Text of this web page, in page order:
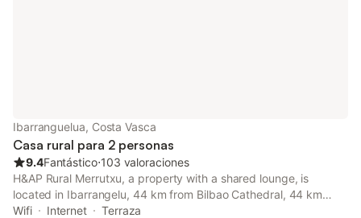
Ibarranguelua, Costa Vasca
Casa rural para 2 personas
9.4Fantástico⋅103 valoraciones
H&AP Rural Merrutxu, a property with a shared lounge, is
located in Ibarrangelu, 44 km from Bilbao Cathedral, 44 km
from Abando Train Station, as well as 45 km from Arriaga
Wifi Internet
Terraza